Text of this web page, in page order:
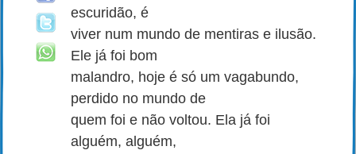
escuridão, é
viver num mundo de mentiras e ilusão.
Ele já foi bom
malandro, hoje é só um vagabundo,
perdido no mundo de
quem foi e não voltou. Ela já foi
alguém, alguém,